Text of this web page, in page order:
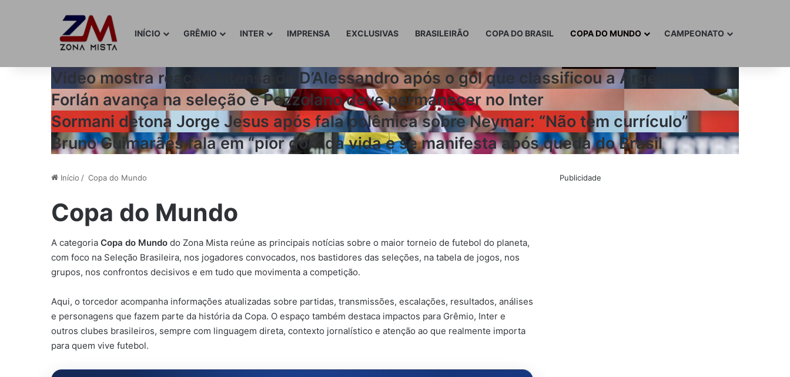
INÍCIO GRÊMIO INTER IMPRENSA EXCLUSIVAS BRASILEIRÃO COPA DO BRASIL COPA DO MUNDO CAMPEONATO
Vídeo mostra reação intensa de D’Alessandro após o gol que classificou a Argentina
Forlán avança na seleção e Pezzolano deve permanecer no Inter
Sormani detona Jorge Jesus após fala polêmica sobre Neymar: “Não tem currículo”
Bruno Guimarães fala em “pior dor” da vida e se manifesta após queda do Brasil
Início / Copa do Mundo
Copa do Mundo
A categoria Copa do Mundo do Zona Mista reúne as principais notícias sobre o maior torneio de futebol do planeta,
com foco na Seleção Brasileira, nos jogadores convocados, nos bastidores das seleções, na tabela de jogos, nos
grupos, nos confrontos decisivos e em tudo que movimenta a competição.
Aqui, o torcedor acompanha informações atualizadas sobre partidas, transmissões, escalações, resultados, análises
e personagens que fazem parte da história da Copa. O espaço também destaca impactos para Grêmio, Inter e
outros clubes brasileiros, sempre com linguagem direta, contexto jornalístico e atenção ao que realmente importa
para quem vive futebol.
Publicidade